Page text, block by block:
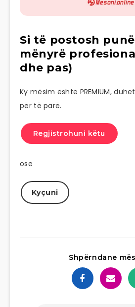
Si të postosh
mënyrë
dhe pas)
Ky mësim është PREMIUM,
për të parë.
Regjistrohuni këtu
ose
Kyçuni
Shpërndane